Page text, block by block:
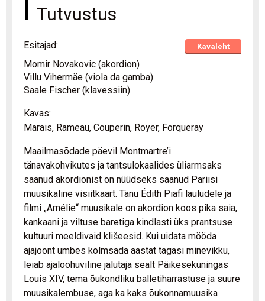
Tutvustus
Kavaleht
Esitajad:
Momir Novakovic (akordion)
Villu Vihermäe (viola da gamba)
Saale Fischer (klavessiin)
Kavas:
Marais, Rameau, Couperin, Royer, Forqueray
Maailmasõdade päevil Montmartre’i
tänavakohvikutes ja tantsulokaalides üliarmsaks
saanud akordionist on nüüdseks saanud Pariisi
muusikaline visiitkaart. Tänu Édith Piafi lauludele ja
filmi „Amélie“ muusikale on akordion koos pika saia,
kankaani ja viltuse baretiga kindlasti üks prantsuse
kultuuri meeldivaid klišeesid. Kui uidata mööda
ajajoont umbes kolmsada aastat tagasi minevikku,
leiab ajaloohuviline jalutaja sealt Päikesekuningas
Louis XIV, tema õukondliku balletiharrastuse ja suure
muusikalembuse, aga ka kaks õukonnamuusika